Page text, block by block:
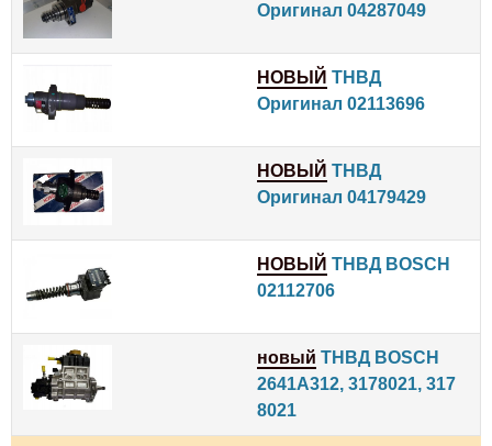
Оригинал 04287049
НОВЫЙ ТНВД
Оригинал 02113696
НОВЫЙ ТНВД
Оригинал 04179429
НОВЫЙ ТНВД BOSCH
02112706
новый ТНВД BOSCH
2641A312, 3178021, 317
8021